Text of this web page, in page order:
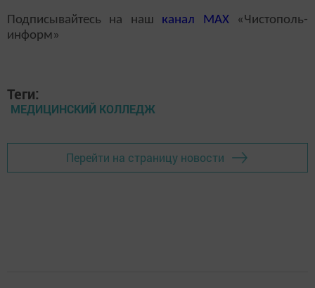
Подписывайтесь на наш канал MAX«Чистополь-
информ»
Теги:
МЕДИЦИНСКИЙ КОЛЛЕДЖ
Перейти на страницу новости